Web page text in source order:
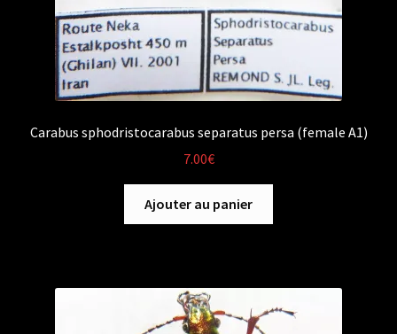
Carabus sphodristocarabus separatus persa (female A1)
7.00€
Ajouter au panier